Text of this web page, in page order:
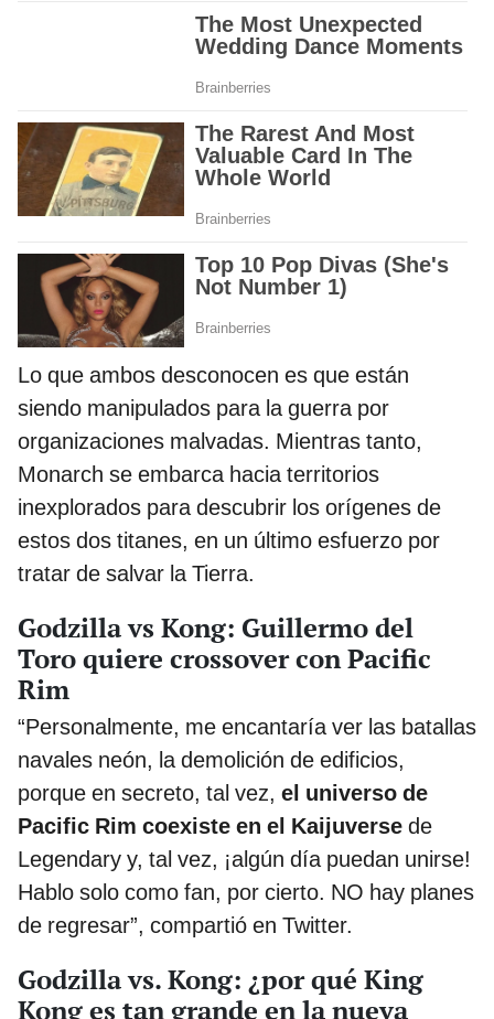
Lo que ambos desconocen es que están
siendo manipulados para la guerra por
organizaciones malvadas. Mientras tanto,
Monarch se embarca hacia territorios
inexplorados para descubrir los orígenes de
estos dos titanes, en un último esfuerzo por
tratar de salvar la Tierra.
Godzilla vs Kong: Guillermo del
Toro quiere crossover con Pacific
Rim
“Personalmente, me encantaría ver las batallas
navales neón, la demolición de edificios,
porque en secreto, tal vez, el universo de
Pacific Rim coexiste en el Kaijuverse de
Legendary y, tal vez, ¡algún día puedan unirse!
Hablo solo como fan, por cierto. NO hay planes
de regresar”, compartió en Twitter.
Godzilla vs. Kong: ¿por qué King
Kong es tan grande en la nueva